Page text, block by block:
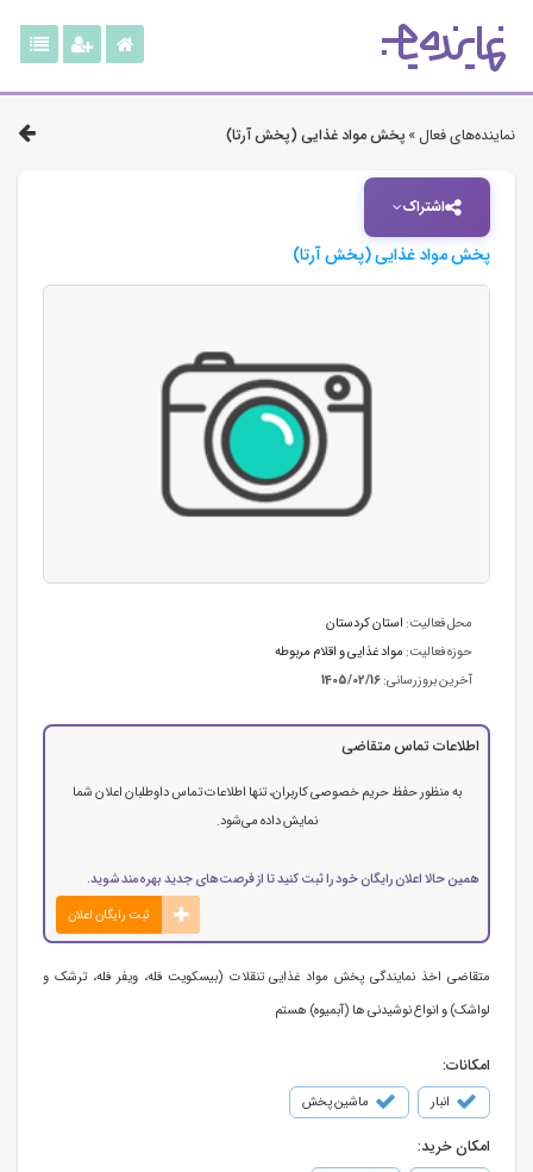
نماینده‌های فعال » پخش مواد غذایی (پخش آرتا)
اشتراک
پخش مواد غذایی (پخش آرتا)
محل فعالیت: استان كردستان
حوزه فعالیت: مواد غذایی و اقلام مربوطه
آخرین بروزرسانی:1405/02/16
اطلاعات تماس متقاضی
به منظور حفظ حریم خصوصی کاربران، تنها اطلاعات تماس داوطلبان اعلان شما
نمایش داده می‌شود.
همین حالا اعلان رایگان خود را ثبت کنید تا از فرصت‌های جدید بهره‌مند شوید.
ثبت رایگان اعلان
متقاضی اخذ نمایندگی پخش مواد غذایی تنقلات (بیسکویت فله، ویفر فله، ترشک و
لواشک) و انواع نوشیدنی ها (آبمیوه) هستم
امکانات:
انبار ماشین پخش
امکان خرید: